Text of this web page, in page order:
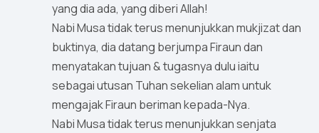
yang dia ada, yang diberi Allah!
Nabi Musa tidak terus menunjukkan mukjizat dan
buktinya, dia datang berjumpa Firaun dan
menyatakan tujuan & tugasnya dulu iaitu
sebagai utusan Tuhan sekelian alam untuk
mengajak Firaun beriman kepada-Nya.
Nabi Musa tidak terus menunjukkan senjata